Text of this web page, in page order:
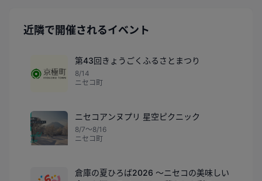
近隣で開催されるイベント
第43回きょうごくふるさとまつり
8/14
ニセコ町
ニセコアンヌプリ 星空ピクニック
8/7〜8/16
ニセコ町
倉庫の夏ひろば2026 〜ニセコの美味しい